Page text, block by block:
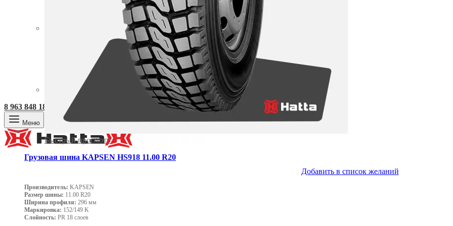
Контакты
8 963 848 18 88
Меню
Быстрый просмотр
Грузовая шина KAPSEN HS918 11.00 R20
Добавить в список желаний
Производитель: KAPSEN
Размер шины: 11.00 R20
Ширина профиля: 296 мм
Маркировка: 152/149 K
Слойность: PR 18 слоев